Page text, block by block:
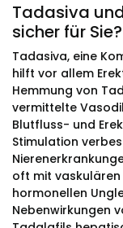
Tadasiva
sicher für Sie?
Tadasiva, eine
hilft vor allem
Hemmung von
vermittelte
Blutfluss- und
Stimulation
oft mit vaskulären
hormonellen
Nebenwirkungen